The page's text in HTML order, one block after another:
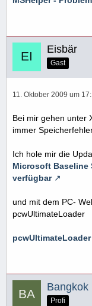
Eisbär
Gast
11. Oktober 2009 um
Bei mir gehen unter
immer
Ich hole mir die
Microsoft Baseline
verfügbar
und mit dem PC-
pcwUltimateLoader
Bangkok
Profi